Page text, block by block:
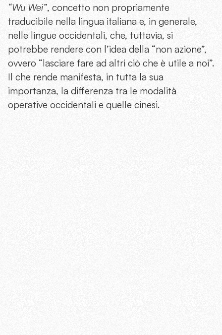
“Wu Wei”, concetto non propriamente
traducibile nella lingua italiana e, in generale,
nelle lingue occidentali, che, tuttavia, si
potrebbe rendere con l’idea della “non azione”,
ovvero “lasciare fare ad altri ciò che è utile a noi”.
Il che rende manifesta, in tutta la sua
importanza, la differenza tra le modalità
operative occidentali e quelle cinesi.